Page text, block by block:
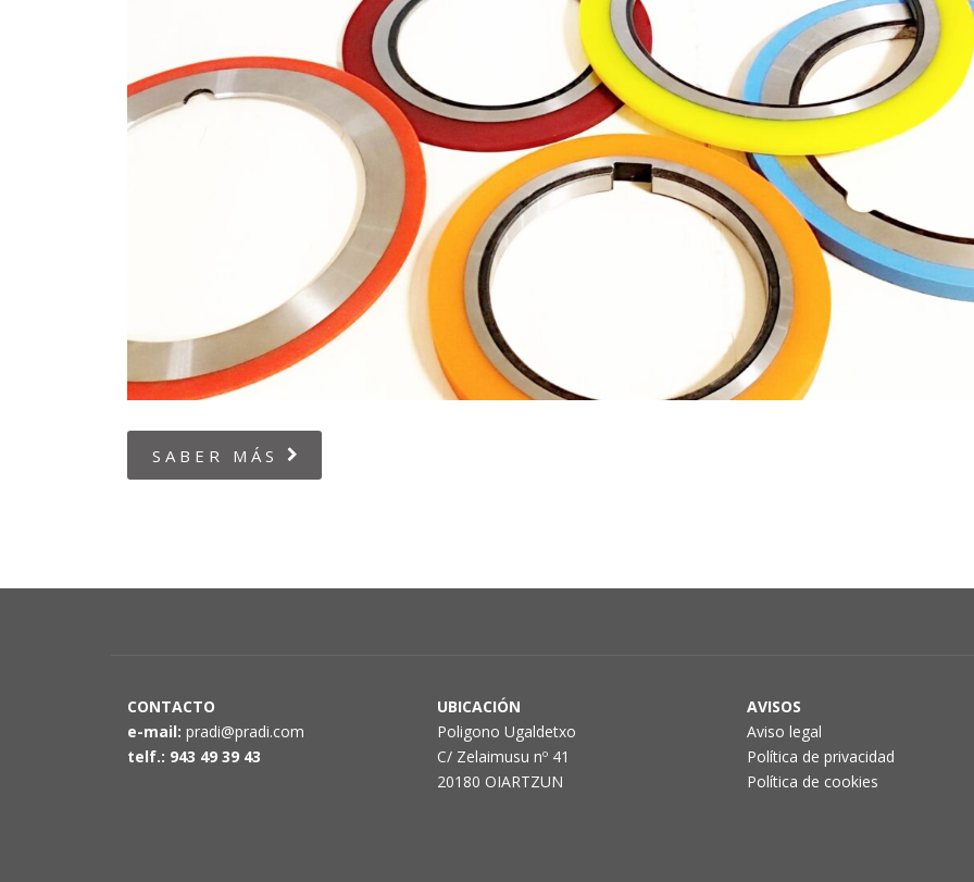
SABER MÁS
CONTACTO
e-mail: pradi@pradi.com
telf.: 943 49 39 43
UBICACIÓN
Poligono Ugaldetxo
C/ Zelaimusu nº 41
20180 OIARTZUN
AVISOS
Aviso legal
Política de privacidad
Política de cookies